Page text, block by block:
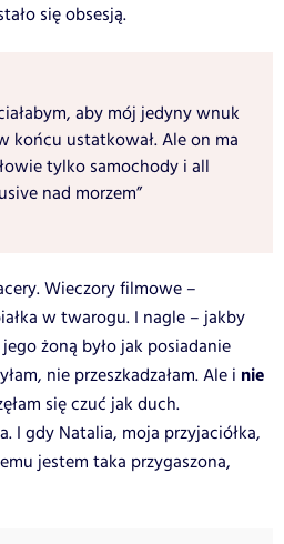
się obsesją.
aby mój jedyny wnuk
końcu ustatkował. Ale on ma
tylko samochody i all
nad morzem”
Wieczory filmowe –
w twarogu. I nagle – jakby
żoną było jak posiadanie
nie przeszkadzałam. Ale i nie
się czuć jak duch.
I gdy Natalia, moja przyjaciółka,
jestem taka przygaszona,